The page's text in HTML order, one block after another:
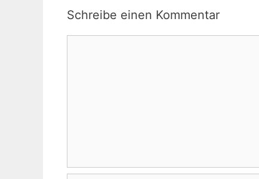
Schreibe einen Kommentar